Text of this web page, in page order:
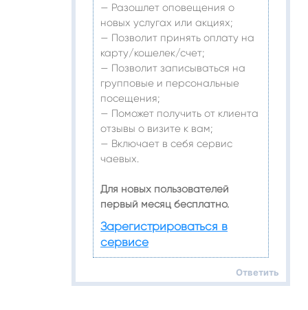
— Разошлет оповещения о
новых услугах или акциях;
— Позволит принять оплату на
карту/кошелек/счет;
— Позволит записываться на
групповые и персональные
посещения;
— Поможет получить от клиента
отзывы о визите к вам;
— Включает в себя сервис
чаевых.
Для новых пользователей
первый месяц бесплатно.
Зарегистрироваться в
сервисе
Ответить